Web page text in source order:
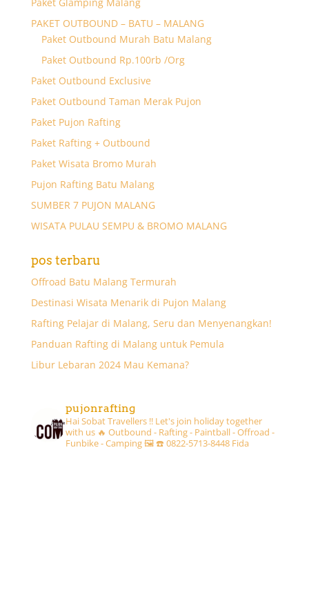
PAKET OUTBOUND – BATU – MALANG
Paket Outbound Murah Batu Malang
Paket Outbound Rp.100rb /Org
Paket Outbound Exclusive
Paket Outbound Taman Merak Pujon
Paket Pujon Rafting
Paket Rafting + Outbound
Paket Wisata Bromo Murah
Pujon Rafting Batu Malang
SUMBER 7 PUJON MALANG
WISATA PULAU SEMPU & BROMO MALANG
pos terbaru
Offroad Batu Malang Termurah
Destinasi Wisata Menarik di Pujon Malang
Rafting Pelajar di Malang, Seru dan Menyenangkan!
Panduan Rafting di Malang untuk Pemula
Libur Lebaran 2024 Mau Kemana?
pujonrafting
Hai Sobat Travellers !! Let's join holiday together
with us 🔥 Outbound - Rafting - Paintball - Offroad -
Funbike - Camping 🖼☎️ 0822-5713-8448 Fida